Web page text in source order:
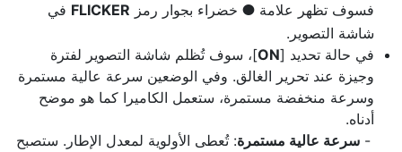
فسوف تظهر علامة I خضراء بجوار رمز FLICKER في
شاشة التصوير.
في حالة تحديد [ON]، سوف تُظلم شاشة التصوير لفترة
وجيزة عند تحرير الغالق. وفي الوضعين سرعة عالية مستمرة
وسرعة منخفضة مستمرة، ستعمل الكاميرا كما هو موضح
أدناه.
سرعة عالية مستمرة: تُعطى الأولوية لمعدل الإطار. ستصبح